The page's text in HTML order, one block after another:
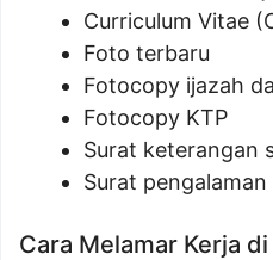
Curriculum Vitae
Foto terbaru
Fotocopy ijazah
Fotocopy KTP
Surat keterangan
Surat
Cara Melamar Kerja